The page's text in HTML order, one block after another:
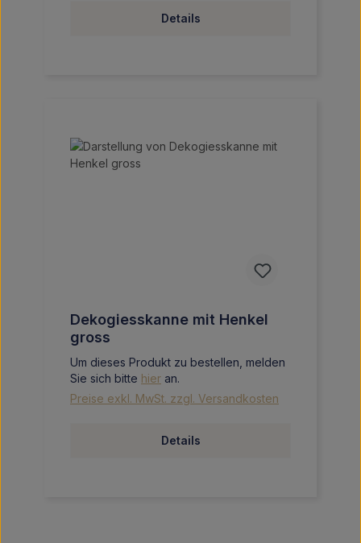
Details
Dekogiesskanne mit Henkel
gross
Um dieses Produkt zu bestellen, melden
Sie sich bitte hier an.
Preise exkl. MwSt. zzgl. Versandkosten
Details